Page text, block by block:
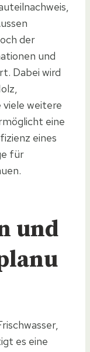
der
und
Dabei wird
weitere
eine
eines
für
und
es eine